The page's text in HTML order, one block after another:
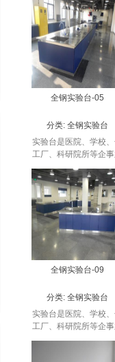
仪器所使用的台子。
摆放的位置分为：中
验台、边实验台、转
台；按照材质分...
全钢实验台-05
分类: 全钢实验台
实验台是医院、学校
工厂、科研院所等企
单位进行实验检测及
仪器所使用的台子。
摆放的位置分为：中
验台、边实验台、转
台；按照材质分...
全钢实验台-09
分类: 全钢实验台
实验台是医院、学校
工厂、科研院所等企
单位进行实验检测及